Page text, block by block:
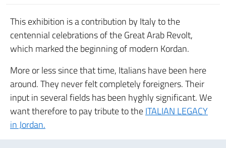
This exhibition is a contribution by Italy to the
centennial celebrations of the Great Arab Revolt,
which marked the beginning of modern Kordan.
More or less since that time, Italians have been here
around. They never felt completely foreigners. Their
input in several fields has been hyghly significant. We
want therefore to pay tribute to theITALIAN LEGACY
in Jordan.